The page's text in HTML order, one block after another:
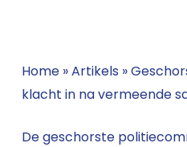
Home»Artikels »
klacht in na vermeende
De geschorste